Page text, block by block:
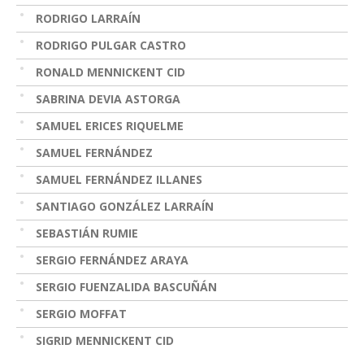
RODRIGO LARRAÍN
RODRIGO PULGAR CASTRO
RONALD MENNICKENT CID
SABRINA DEVIA ASTORGA
SAMUEL ERICES RIQUELME
SAMUEL FERNÁNDEZ
SAMUEL FERNÁNDEZ ILLANES
SANTIAGO GONZÁLEZ LARRAÍN
SEBASTIÁN RUMIE
SERGIO FERNÁNDEZ ARAYA
SERGIO FUENZALIDA BASCUÑÁN
SERGIO MOFFAT
SIGRID MENNICKENT CID